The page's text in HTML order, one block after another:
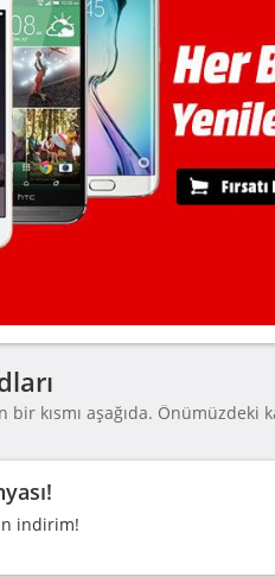
kısmı aşağıda. Önümüzdeki
indirim!